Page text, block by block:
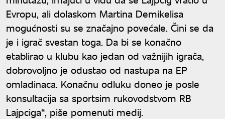
Evropu, ali dolaskom Martina Demikelisa
mogućnosti su se značajno povećale. Čini se da
je i igrač svestan toga. Da bi se konačno
etablirao u klubu kao jedan od važnijih igrača,
dobrovoljno je odustao od nastupa na EP
omladinaca. Konačnu odluku doneo je posle
konsultacija sa sportsim rukovodstvom RB
Lajpciga“, piše pomenuti medij.